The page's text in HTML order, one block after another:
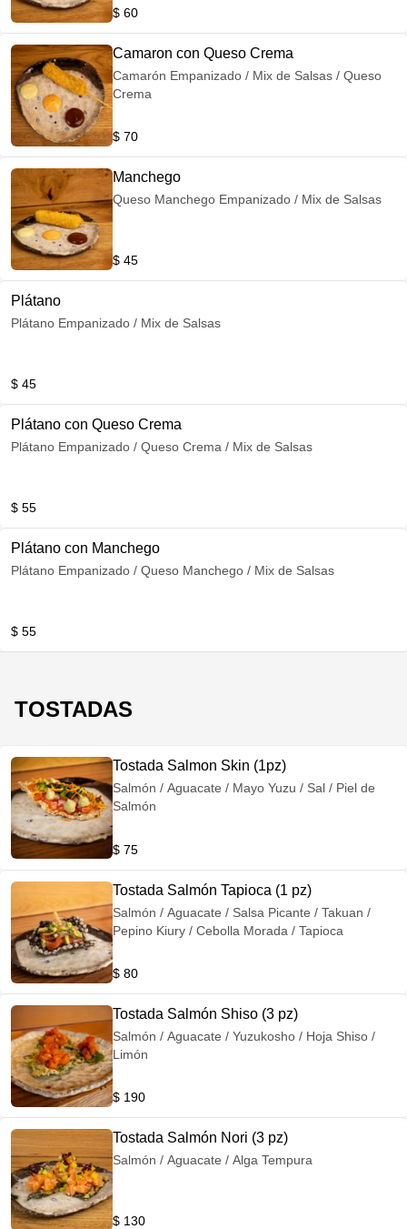
$ 60
Camaron con Queso Crema
Camarón Empanizado / Mix de Salsas / Queso
Crema
$ 70
Manchego
Queso Manchego Empanizado / Mix de Salsas
$ 45
Plátano
Plátano Empanizado / Mix de Salsas
$ 45
Plátano con Queso Crema
Plátano Empanizado / Queso Crema / Mix de Salsas
$ 55
Plátano con Manchego
Plátano Empanizado / Queso Manchego / Mix de Salsas
$ 55
TOSTADAS
Tostada Salmon Skin (1pz)
Salmón / Aguacate / Mayo Yuzu / Sal / Piel de
Salmón
$ 75
Tostada Salmón Tapioca (1 pz)
Salmón / Aguacate / Salsa Picante / Takuan /
Pepino Kiury / Cebolla Morada / Tapioca
$ 80
Tostada Salmón Shiso (3 pz)
Salmón / Aguacate / Yuzukosho / Hoja Shiso /
Limón
$ 190
Tostada Salmón Nori (3 pz)
Salmón / Aguacate / Alga Tempura
$ 130